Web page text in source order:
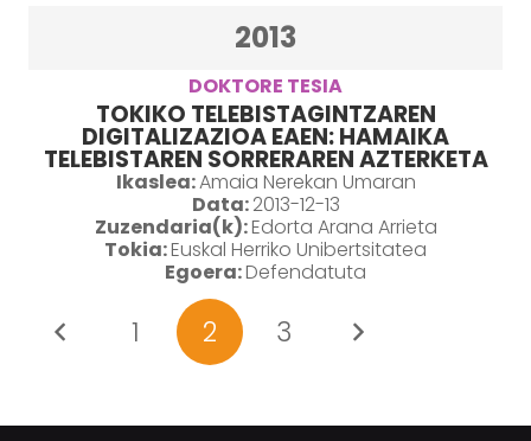
2013
DOKTORE TESIA
TOKIKO TELEBISTAGINTZAREN
DIGITALIZAZIOA EAEN: HAMAIKA
TELEBISTAREN SORRERAREN AZTERKETA
Ikaslea:Amaia Nerekan Umaran
Data:2013-12-13
Zuzendaria(k):Edorta Arana Arrieta
Tokia:Euskal Herriko Unibertsitatea
Egoera:Defendatuta
1 2 3